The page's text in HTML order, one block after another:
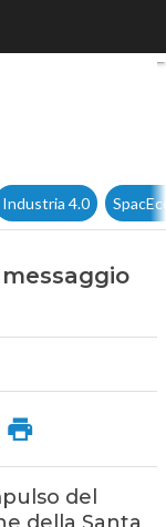
con il
Industria 4.0
del